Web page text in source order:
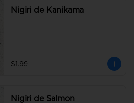
Nigiri de Kanikama
$1.99
Nigiri de Salmon